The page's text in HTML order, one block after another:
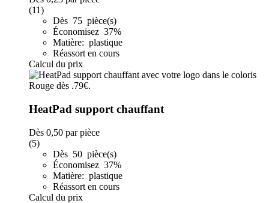
(11)
Dès 75 pièce(s)
Économisez 37%
Matière: plastique
Réassort en cours
Calcul du prix
HeatPad support chauffant
Dès 0,50 par pièce
(5)
Dès 50 pièce(s)
Économisez 37%
Matière: plastique
Réassort en cours
Calcul du prix